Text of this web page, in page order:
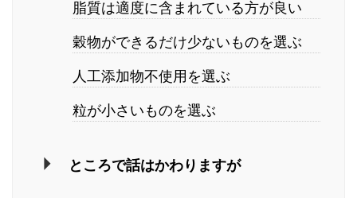
脂質は適度に含まれている方が良い
穀物ができるだけ少ないものを選ぶ
人工添加物不使用を選ぶ
粒が小さいものを選ぶ
ところで話はかわりますが